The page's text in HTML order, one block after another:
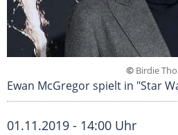
© Birdie
Ewan McGregor spielt in "Star
01.11.2019 - 14:00 Uhr